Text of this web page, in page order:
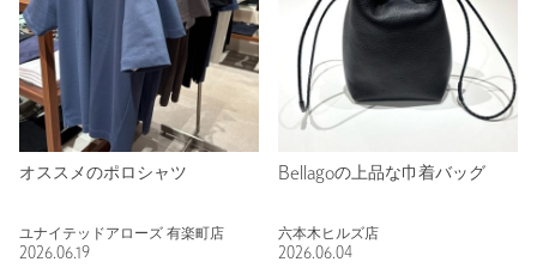
オススメのポロシャツ
ユナイテッドアローズ 有楽町店
2026.06.19
Bellagoの上品な巾着バッグ
六本木ヒルズ店
2026.06.04